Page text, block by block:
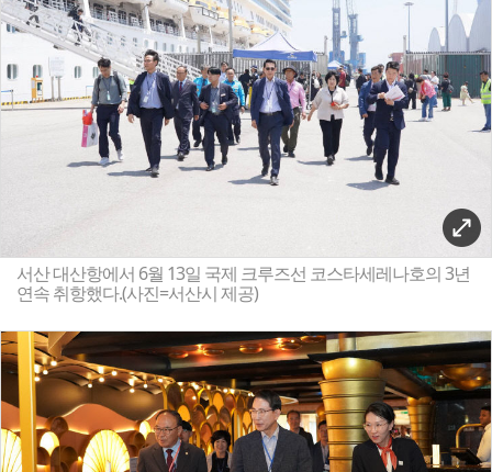
서산 대산항에서 6월 13일 국제 크루즈선 코스타세레나호의 3년
연속 취항했다.(사진=서산시 제공)